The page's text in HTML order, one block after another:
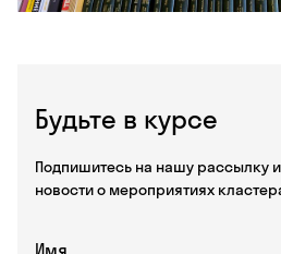
Будьте в курсе
Подпишитесь на нашу рассылку
новости о мероприятиях